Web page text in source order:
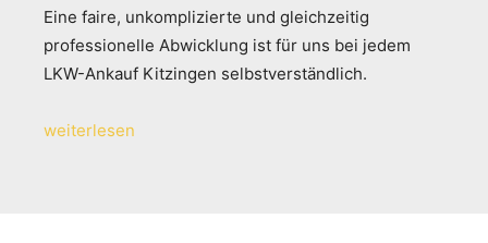
Eine faire, unkomplizierte und gleichzeitig
professionelle Abwicklung ist für uns bei jedem
LKW-Ankauf Kitzingen selbstverständlich.
weiterlesen